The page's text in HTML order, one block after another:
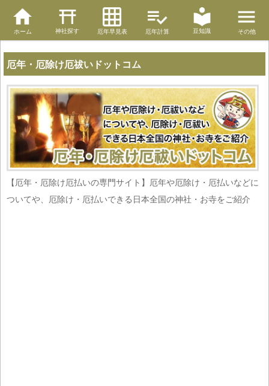
ホーム 神社探す 厄年早見表 厄年計算 豆知識 その他
厄年・厄除け厄祓いドットコム
【厄年・厄除け厄払いの専門サイト】厄年や厄除け・厄払いなどに
ついてや、厄除け・厄払いできる日本全国の神社・お寺をご紹介